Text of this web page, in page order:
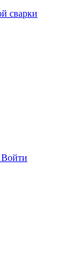
сварки
Войти